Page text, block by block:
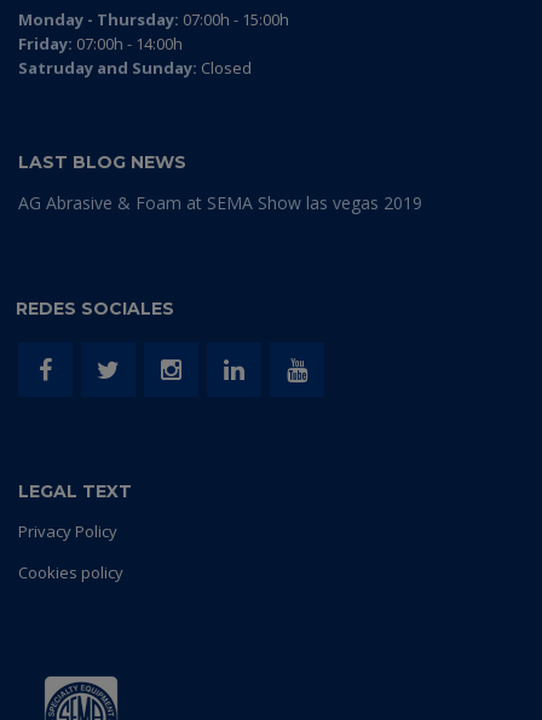
Monday - Thursday: 07:00h - 15:00h
Friday: 07:00h - 14:00h
Satruday and Sunday: Closed
LAST BLOG NEWS
AG Abrasive & Foam at SEMA Show las vegas 2019
REDES SOCIALES
LEGAL TEXT
Privacy Policy
Cookies policy